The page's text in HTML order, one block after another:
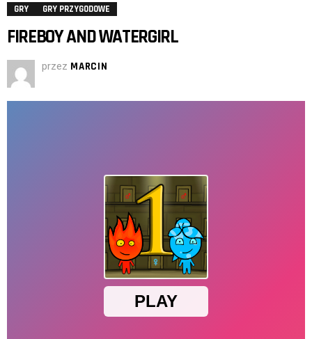
GRY GRY PRZYGODOWE
FIREBOY AND WATERGIRL
przez MARCIN